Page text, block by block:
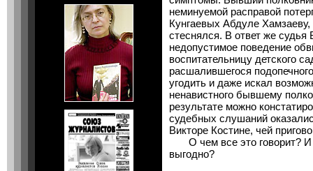
неминуемой расправой
Кунгаевых Абдуле
стеснялся. В ответ же судья
недопустимое поведение
воспитательницу детского
расшалившегося
угодить и даже искал
ненавистного бывшему
результате можно
судебных слушаний
Викторе Костине, чей
О чем все это говорит? И
выгодно?